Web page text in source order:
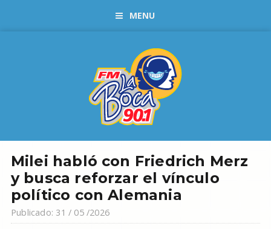
MENU
Milei habló con Friedrich Merz
y busca reforzar el vínculo
político con Alemania
Publicado: 31 / 05 /2026